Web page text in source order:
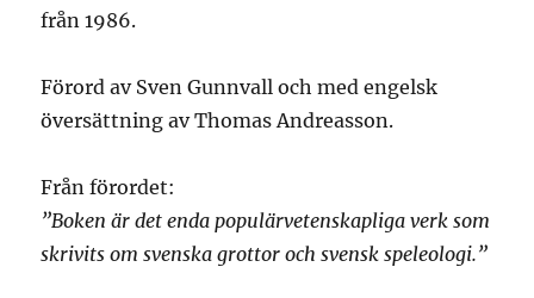
från 1986.
Förord av Sven Gunnvall och med engelsk
översättning av Thomas Andreasson.
Från förordet:
”Boken är det enda populärvetenskapliga verk som
skrivits om svenska grottor och svensk speleologi.”